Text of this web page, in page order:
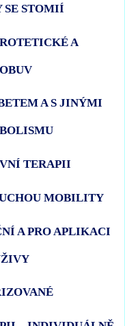
SE STOMIÍ
A
A S JINÝMI
TERAPII
MOBILITY
A PRO APLIKACI